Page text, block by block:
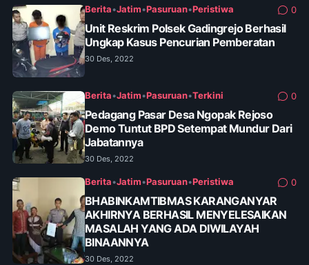
Berita•Jatim•Pasuruan•Peristiwa 0
Unit Reskrim Polsek Gadingrejo Berhasil
Ungkap Kasus Pencurian Pemberatan
30 Des, 2022
Berita•Jatim•Pasuruan•Terkini 0
Pedagang Pasar Desa Ngopak Rejoso
Demo Tuntut BPD Setempat Mundur Dari
Jabatannya
30 Des, 2022
Berita•Jatim•Pasuruan•Peristiwa 0
BHABINKAMTIBMAS KARANGANYAR
AKHIRNYA BERHASIL MENYELESAIKAN
MASALAH YANG ADA DIWILAYAH
BINAANNYA
30 Des, 2022